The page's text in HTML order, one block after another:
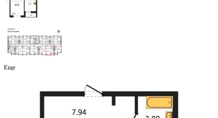
Воронеж, Ростовская ул., д. 18а к.1